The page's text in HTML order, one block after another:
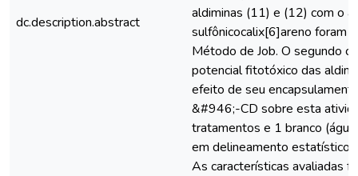
dc.description.abstract
aldiminas (11) e (12) com o
sulfônicocalix[6]areno foram
Método de Job. O segundo
potencial fitotóxico das
efeito de seu
&#946;-CD sobre esta
tratamentos e 1 branco
em delineamento estatístico
As características avaliadas